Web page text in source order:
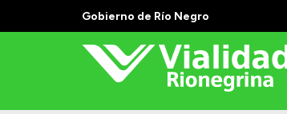
Gobierno de Río Negro